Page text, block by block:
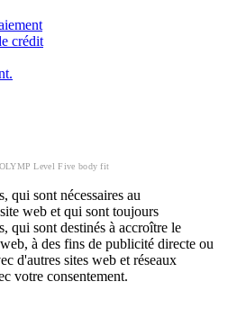
crédit
Level Five body fit
qui sont nécessaires au
web et qui sont toujours
qui sont destinés à accroître le
à des fins de publicité directe ou
d'autres sites web et réseaux
votre consentement.